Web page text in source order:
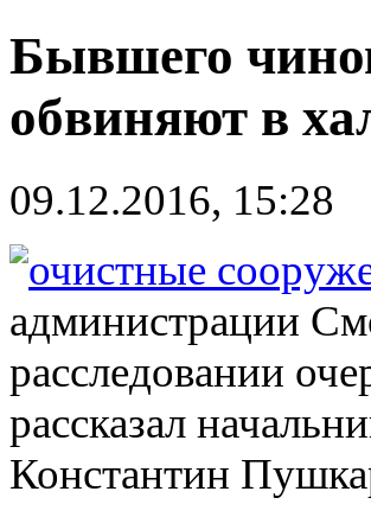
Бывшего
обвиняют в
09.12.2016, 15:28
администрации
расследовании
рассказал
Константин